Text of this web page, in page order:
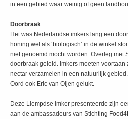
in een gebied waar weinig of geen
Doorbraak
Het was Nederlandse imkers lang een
honing wel als ‘biologisch’ in de winkel
niet genoemd mocht worden. Overleg met
doorbraak geleid. Imkers moeten voortaan
nectar verzamelen in een natuurlijk
Oord ook Eric van Oijen gelukt.
Deze Liempdse imker presenteerde zijn
aan de ambassadeurs van Stichting